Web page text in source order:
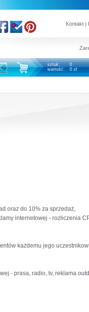
Kontakt|
sztuk:
0
wartość:
0 zł
oraz do 10% za sprzedaż,
internetowej - rozliczenia
każdemu jego
- prasa, radio, tv, reklama